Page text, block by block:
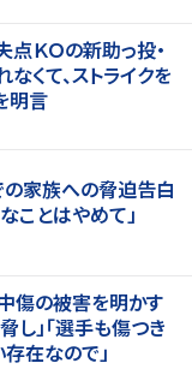
点ＫＯの新助っ投・
くて、ストライクを
明言
の家族への脅迫告白
ことはやめて」
傷の被害を明かす
し」「選手も傷つき
在なので」